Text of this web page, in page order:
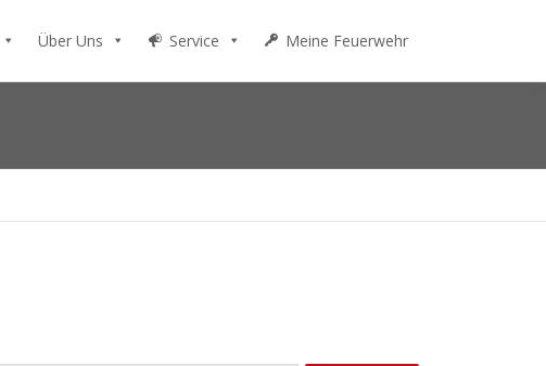
Über Uns Service Meine Feuerwehr